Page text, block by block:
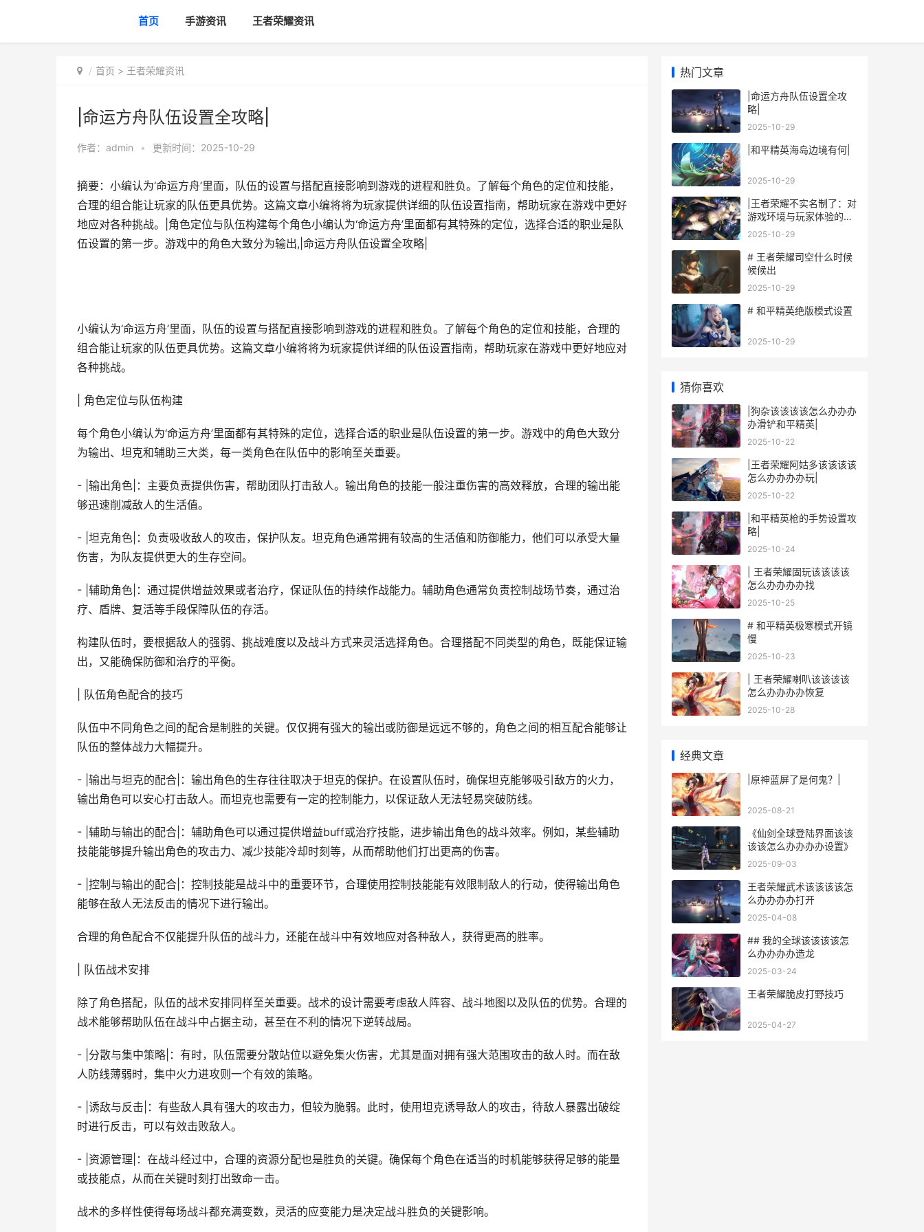
首页 手游资讯 王者荣耀资讯
首页 > 王者荣耀资讯
|命运方舟队伍设置全攻略|
作者： admin • 更新时间：2025-10-29
摘要：小编认为‘命运方舟’里面，队伍的设置与搭配直接影响到游戏的进程和胜负。了解每个角色的定位和技能，
合理的组合能让玩家的队伍更具优势。这篇文章小编将将为玩家提供详细的队伍设置指南，帮助玩家在游戏中更好
地应对各种挑战。|角色定位与队伍构建每个角色小编认为‘命运方舟’里面都有其特殊的定位，选择合适的职业是队
伍设置的第一步。游戏中的角色大致分为输出,|命运方舟队伍设置全攻略|
小编认为‘命运方舟’里面，队伍的设置与搭配直接影响到游戏的进程和胜负。了解每个角色的定位和技能，合理的
组合能让玩家的队伍更具优势。这篇文章小编将将为玩家提供详细的队伍设置指南，帮助玩家在游戏中更好地应对
各种挑战。
| 角色定位与队伍构建
每个角色小编认为‘命运方舟’里面都有其特殊的定位，选择合适的职业是队伍设置的第一步。游戏中的角色大致分
为输出、坦克和辅助三大类，每一类角色在队伍中的影响至关重要。
- |输出角色|：主要负责提供伤害，帮助团队打击敌人。输出角色的技能一般注重伤害的高效释放，合理的输出能
够迅速削减敌人的生活值。
- |坦克角色|：负责吸收敌人的攻击，保护队友。坦克角色通常拥有较高的生活值和防御能力，他们可以承受大量
伤害，为队友提供更大的生存空间。
- |辅助角色|：通过提供增益效果或者治疗，保证队伍的持续作战能力。辅助角色通常负责控制战场节奏，通过治
疗、盾牌、复活等手段保障队伍的存活。
构建队伍时，要根据敌人的强弱、挑战难度以及战斗方式来灵活选择角色。合理搭配不同类型的角色，既能保证输
出，又能确保防御和治疗的平衡。
| 队伍角色配合的技巧
队伍中不同角色之间的配合是制胜的关键。仅仅拥有强大的输出或防御是远远不够的，角色之间的相互配合能够让
队伍的整体战力大幅提升。
- |输出与坦克的配合|：输出角色的生存往往取决于坦克的保护。在设置队伍时，确保坦克能够吸引敌方的火力，
输出角色可以安心打击敌人。而坦克也需要有一定的控制能力，以保证敌人无法轻易突破防线。
- |辅助与输出的配合|：辅助角色可以通过提供增益buff或治疗技能，进步输出角色的战斗效率。例如，某些辅助
技能能够提升输出角色的攻击力、减少技能冷却时刻等，从而帮助他们打出更高的伤害。
- |控制与输出的配合|：控制技能是战斗中的重要环节，合理使用控制技能能有效限制敌人的行动，使得输出角色
能够在敌人无法反击的情况下进行输出。
合理的角色配合不仅能提升队伍的战斗力，还能在战斗中有效地应对各种敌人，获得更高的胜率。
| 队伍战术安排
除了角色搭配，队伍的战术安排同样至关重要。战术的设计需要考虑敌人阵容、战斗地图以及队伍的优势。合理的
战术能够帮助队伍在战斗中占据主动，甚至在不利的情况下逆转战局。
- |分散与集中策略|：有时，队伍需要分散站位以避免集火伤害，尤其是面对拥有强大范围攻击的敌人时。而在敌
人防线薄弱时，集中火力进攻则一个有效的策略。
- |诱敌与反击|：有些敌人具有强大的攻击力，但较为脆弱。此时，使用坦克诱导敌人的攻击，待敌人暴露出破绽
时进行反击，可以有效击败敌人。
- |资源管理|：在战斗经过中，合理的资源分配也是胜负的关键。确保每个角色在适当的时机能够获得足够的能量
或技能点，从而在关键时刻打出致命一击。
战术的多样性使得每场战斗都充满变数，灵活的应变能力是决定战斗胜负的关键影响。
热门文章
|命运方舟队伍设置全攻
略|
2025-10-29
|和平精英海岛边境有何|
2025-10-29
|王者荣耀不实名制了：对
游戏环境与玩家体验的影
响|
2025-10-29
# 王者荣耀司空什么时候
候候出
2025-10-29
# 和平精英绝版模式设置
2025-10-29
猜你喜欢
|狗杂该该该该怎么办办办
办滑铲和平精英|
2025-10-22
|王者荣耀阿姑多该该该该
怎么办办办办玩|
2025-10-22
|和平精英枪的手势设置攻
略|
2025-10-24
| 王者荣耀固玩该该该该
怎么办办办办找
2025-10-25
# 和平精英极寒模式开镜
慢
2025-10-23
| 王者荣耀喇叭该该该该
怎么办办办办恢复
2025-10-28
经典文章
|原神蓝屏了是何鬼？|
2025-08-21
《仙剑全球登陆界面该该
该该怎么办办办办设置》
2025-09-03
王者荣耀武术该该该该怎
么办办办办打开
2025-04-08
## 我的全球该该该该怎
么办办办办造龙
2025-03-24
王者荣耀脆皮打野技巧
2025-04-27